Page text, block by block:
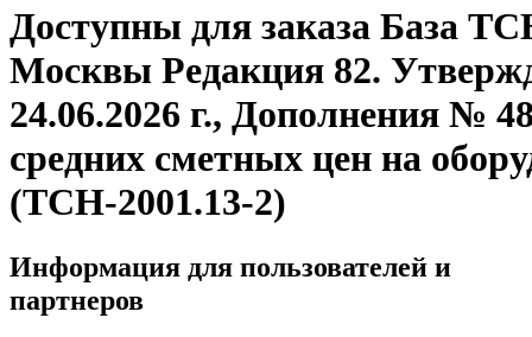
Доступны для заказа База
Москвы Редакция 82.
24.06.2026 г., Дополнения №
средних сметных цен на
(ТСН-2001.13-2)
Информация для пользователей и
партнеров